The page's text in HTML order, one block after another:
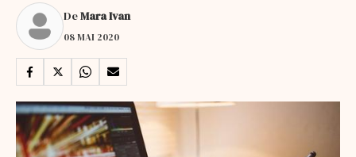
DeMara Ivan
08 MAI 2020